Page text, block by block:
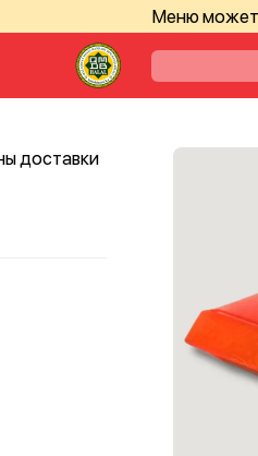
Меню может
доставки